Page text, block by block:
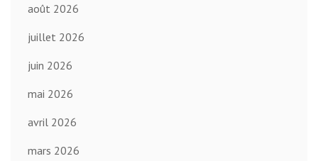
août 2026
juillet 2026
juin 2026
mai 2026
avril 2026
mars 2026